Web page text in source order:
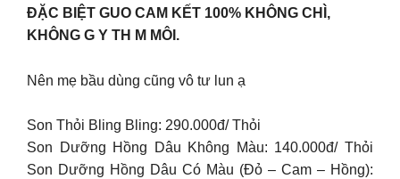
ĐẶC BIỆT GUO CAM KẾT 100% KHÔNG CHÌ,
KHÔNG G Y TH M MÔI.
Nên mẹ bầu dùng cũng vô tư lun ạ
Son Thỏi Bling Bling: 290.000đ/ Thỏi
Son Dưỡng Hồng Dâu Không Màu: 140.000đ/ Thỏi
Son Dưỡng Hồng Dâu Có Màu (Đỏ – Cam – Hồng):